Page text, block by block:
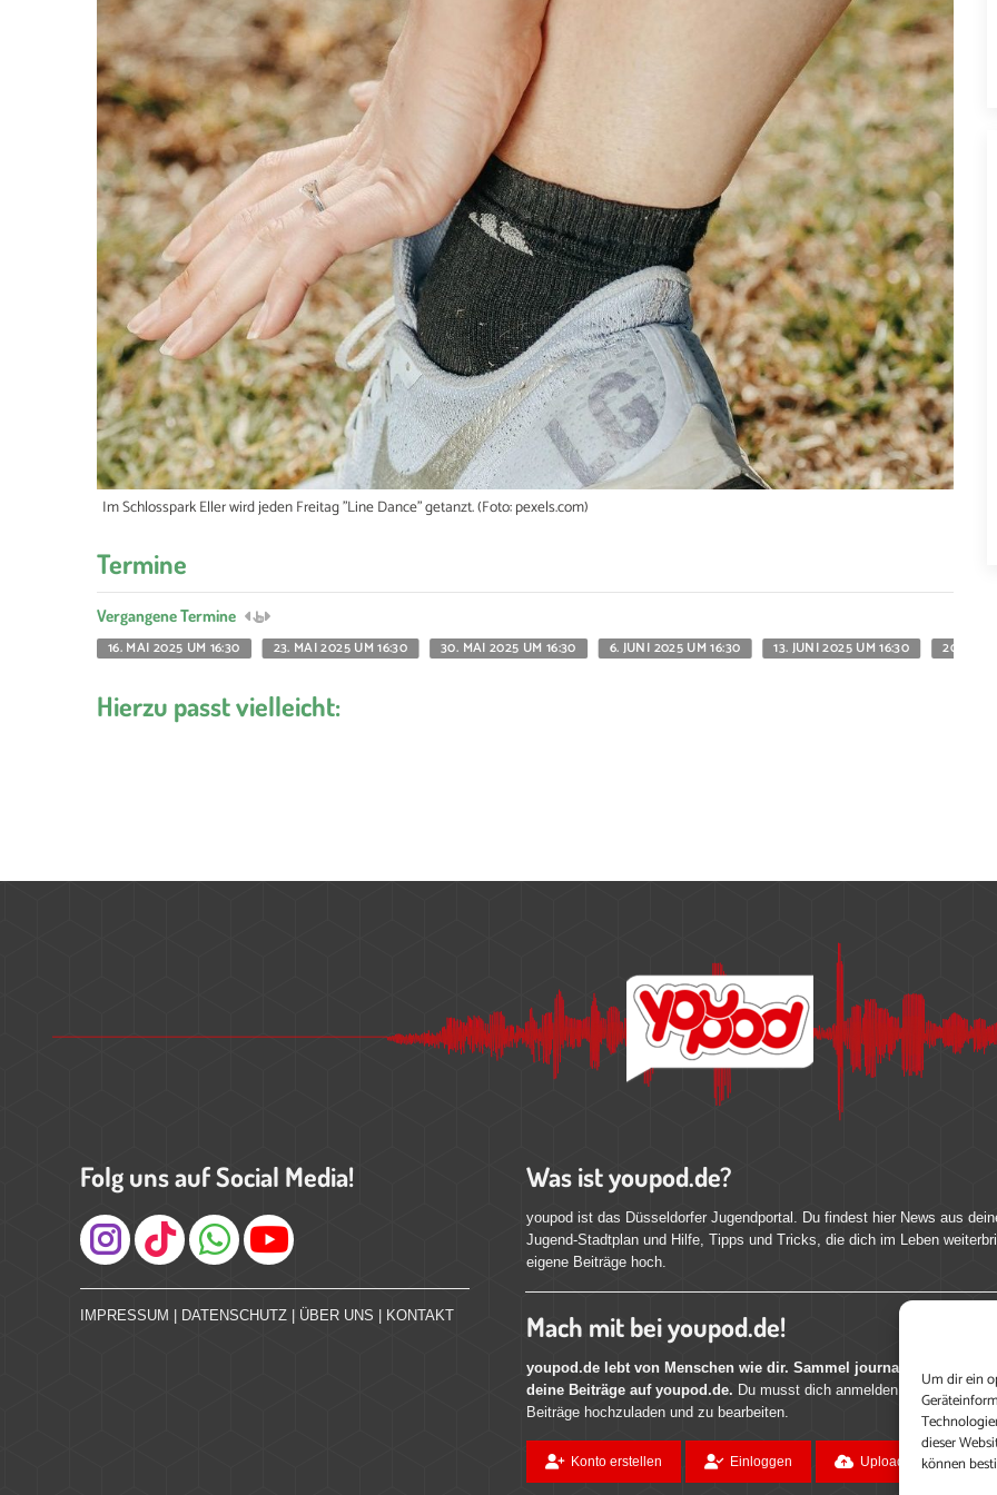
Um dir ein
dieser
können
Im Schlosspark Eller wird jeden Freitag "Line Dance" getanzt. (Foto: pexels.com)
Termine
Vergangene Termine
16. MAI 2025 UM 16:30
23. MAI 2025 UM 16:30 30. MAI 2025 UM 16:30 6. JUNI 2025 UM 16:30 13. JUNI 2025 UM 16:30 20. JUNI
Hierzu passt vielleicht:
Folg uns auf Social Media!
Instagram
IMPRESSUM | DATENSCHUTZ | ÜBER UNS | KONTAKT
Was ist youpod.de?
youpod ist das Düsseldorfer Jugendportal. Du findest hier News aus
Jugend-Stadtplan und Hilfe, Tipps und Tricks, die dich im Leben
eigene Beiträge hoch.
Mach mit bei youpod.de!
youpod.de lebt von Menschen wie dir. Sammel journalistische
deine Beiträge auf youpod.de. Du musst dich anmelden, um alle
Beiträge hochzuladen und zu bearbeiten.
Konto erstellen Einloggen Upload ohne Login